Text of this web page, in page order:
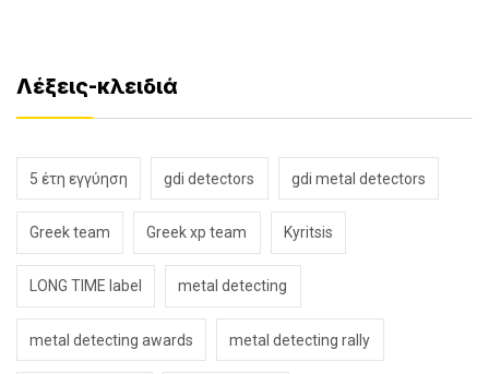
Λέξεις-κλειδιά
5 έτη εγγύηση gdi detectors gdi metal detectors
Greek team Greek xp team Kyritsis
LONG TIME label metal detecting
metal detecting awards metal detecting rally